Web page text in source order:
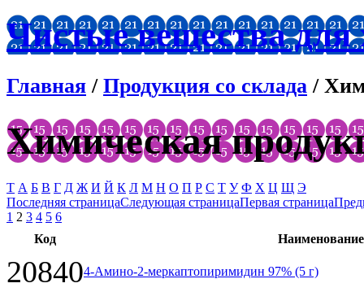
Чистые вещества для
Главная / Продукция со склада /
Химическая
T А Б В Г Д Ж И Й К Л М Н О П Р С Т У Ф Х Ц Щ Э
Последняя страницаСледующая страницаПервая страница
1 2 3 4 5 6
Код
Наименование
208404-Амино-2-меркаптопиримидин 97% (5 г)